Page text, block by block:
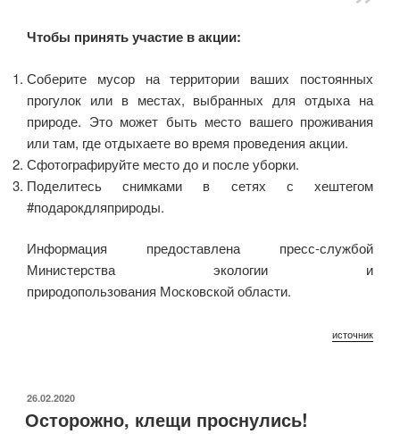
Чтобы принять участие в акции:
Соберите мусор на территории ваших постоянных
прогулок или в местах, выбранных для отдыха на
природе. Это может быть место вашего проживания
или там, где отдыхаете во время проведения акции.
Сфотографируйте место до и после уборки.
Поделитесь снимками в сетях с хештегом
#подарокдляприроды.
Информация предоставлена пресс-службой
Министерства экологии и
природопользования Московской области.
источник
ОПУБЛИКОВАНО
26.02.2020
Осторожно, клещи проснулись!